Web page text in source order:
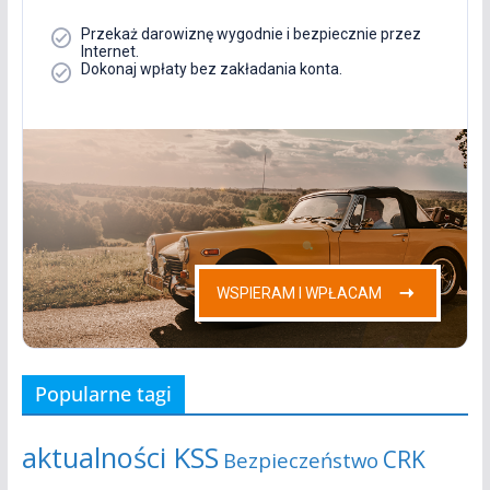
Popularne tagi
aktualności KSS Bezpieczeństwo CRK